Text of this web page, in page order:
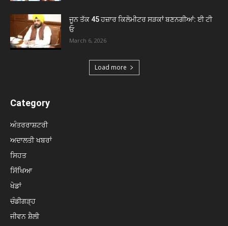
ਜੂਨ ਤੱਕ 45 ਹਜ਼ਾਰ ਕਿਲੋਮੀਟਰ ਸੜਕਾਂ ਬਣਨਗੀਆਂ: ਈ ਟੀ
ਓ
March 6, 2026
Load more
Category
ਅੰਤਰਰਾਸ਼ਟਰੀ
ਅਦਾਲਤੀ ਖਬਰਾਂ
ਸਿਹਤ
ਸਿੱਖਿਆ
ਖੇਡਾਂ
ਚੰਡੀਗੜ੍ਹ
ਜੀਵਨ ਸ਼ੈਲੀ